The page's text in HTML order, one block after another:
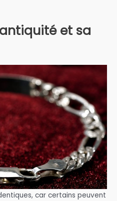
et sa
car certains peuvent